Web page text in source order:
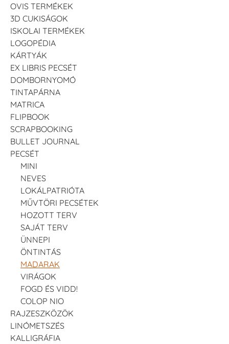
OVIS TERMÉKEK
3D CUKISÁGOK
ISKOLAI TERMÉKEK
LOGOPÉDIA
KÁRTYÁK
EX LIBRIS PECSÉT
DOMBORNYOMÓ
TINTAPÁRNA
MATRICA
FLIPBOOK
SCRAPBOOKING
BULLET JOURNAL
PECSÉT
MINI
NEVES
LOKÁLPATRIÓTA
MŰVTÖRI PECSÉTEK
HOZOTT TERV
SAJÁT TERV
ÜNNEPI
ÖNTINTÁS
MADARAK
VIRÁGOK
FOGD ÉS VIDD!
COLOP NIO
RAJZESZKÖZÖK
LINÓMETSZÉS
KALLIGRÁFIA